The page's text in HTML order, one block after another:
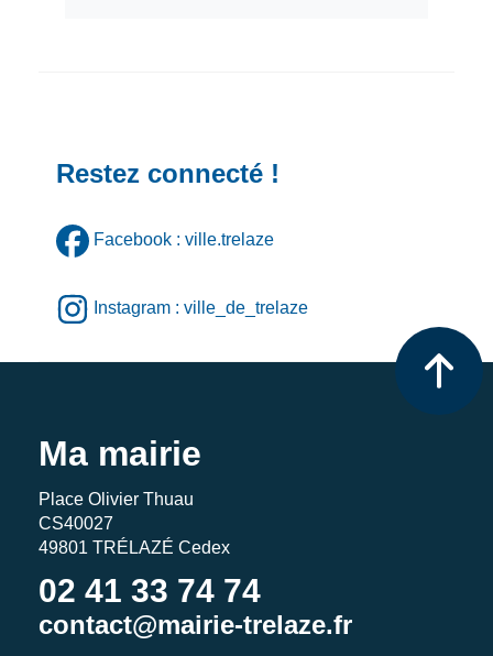
Restez connecté !
Facebook : ville.trelaze
Instagram : ville_de_trelaze
Ma mairie
Place Olivier Thuau
CS40027
49801 TRÉLAZÉ Cedex
02 41 33 74 74
contact@mairie-trelaze.fr